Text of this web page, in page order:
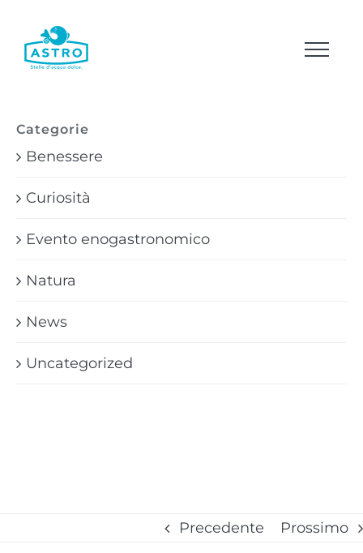
contenuto
Precedente Prossimo
Categorie
Benessere
Curiosità
Evento enogastronomico
Natura
News
Uncategorized